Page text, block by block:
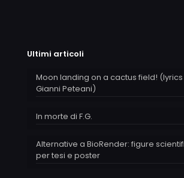
Ultimi articoli
Moon landing on a cactus field!
Gianni Peteani)
In morte di F.G.
Alternative a BioRender: figure
per tesi e poster